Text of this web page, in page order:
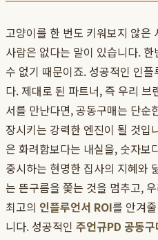
고양이를 한 번도 키워보지 않은
사람은 없다는 말이 있습니다.
수 없기 때문이죠. 성공적인 인
다. 제대로 된 파트너, 즉 우리
서를 만난다면, 공동구매는 단순
장시키는 강력한 엔진이 될 것입
은 화려함보다는 내실을, 숫자보
중시하는 현명한 집사의 지혜와
는 뜬구름을 쫓는 것을 멈추고,
최고의 인플루언서 ROI를 안겨
니다. 성공적인 주언규PD 공동구